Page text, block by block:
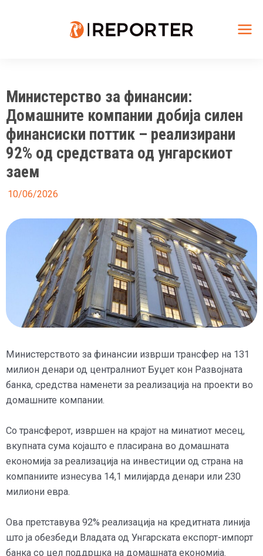
Министерство за финансии:
Домашните компании добија силен
финансиски поттик – реализирани
92% од средствата од унгарскиот
заем
10/06/2026
Министерството за финансии изврши трансфер на 131
милион денари од централниот Буџет кон Развојната
банка, средства наменети за реализација на проекти во
домашните компании.
Со трансферот, извршен на крајот на минатиот месец,
вкупната сума којашто е пласирана во домашната
економија за реализација на инвестиции од страна на
компаниите изнесува 14,1 милијарда денари или 230
милиони евра.
Ова претставува 92% реализација на кредитната линија
што ја обезбеди Владата од Унгарската експорт-импорт
банка со цел поддршка на домашната економија.